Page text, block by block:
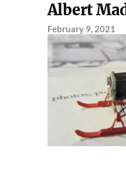
Albert
February 9, 2021